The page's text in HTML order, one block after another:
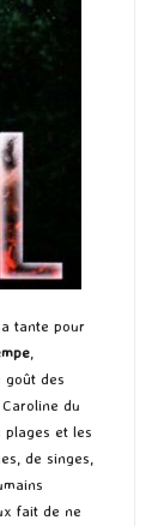
tante pour
,
goût des
du
plages et les
de singes,
fait de ne